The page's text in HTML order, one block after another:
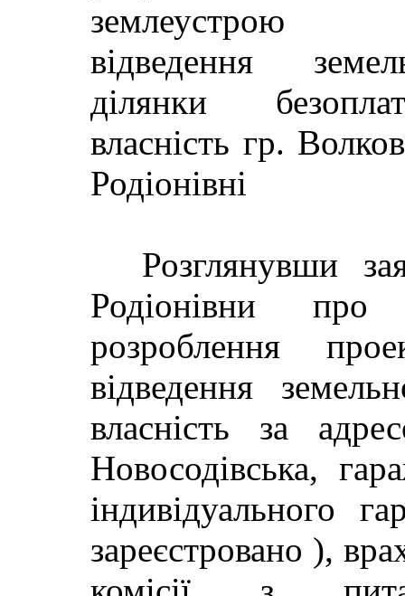
відведення
ділянки
власність гр.
Родіонівні
Розглянувши
Родіонівни
розроблення
відведення
власність за
Новосодівська,
індивідуального
зареєстровано ),